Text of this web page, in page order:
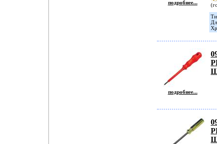
подробнее...
подробнее...